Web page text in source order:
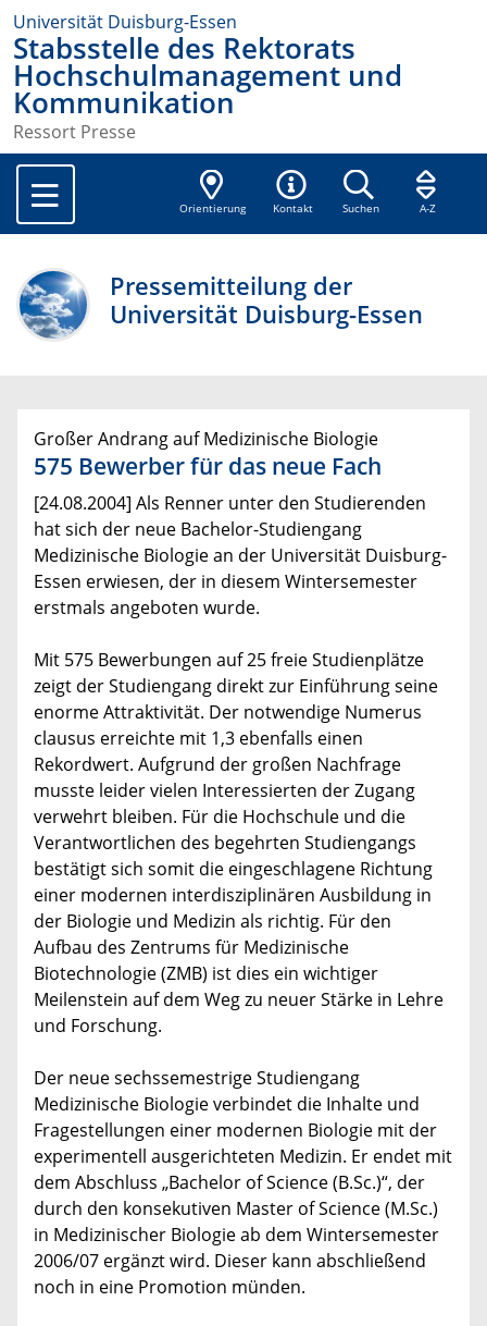
Universität Duisburg-Essen
Stabsstelle des Rektorats
Hochschulmanagement und
Kommunikation
Ressort Presse
Orientierung Kontakt Suchen A-Z
Pressemitteilung der
Universität Duisburg-Essen
Großer Andrang auf Medizinische Biologie
575 Bewerber für das neue Fach
[24.08.2004] Als Renner unter den Studierenden
hat sich der neue Bachelor-Studiengang
Medizinische Biologie an der Universität Duisburg-
Essen erwiesen, der in diesem Wintersemester
erstmals angeboten wurde.
Mit 575 Bewerbungen auf 25 freie Studienplätze
zeigt der Studiengang direkt zur Einführung seine
enorme Attraktivität. Der notwendige Numerus
clausus erreichte mit 1,3 ebenfalls einen
Rekordwert. Aufgrund der großen Nachfrage
musste leider vielen Interessierten der Zugang
verwehrt bleiben. Für die Hochschule und die
Verantwortlichen des begehrten Studiengangs
bestätigt sich somit die eingeschlagene Richtung
einer modernen interdisziplinären Ausbildung in
der Biologie und Medizin als richtig. Für den
Aufbau des Zentrums für Medizinische
Biotechnologie (ZMB) ist dies ein wichtiger
Meilenstein auf dem Weg zu neuer Stärke in Lehre
und Forschung.
Der neue sechssemestrige Studiengang
Medizinische Biologie verbindet die Inhalte und
Fragestellungen einer modernen Biologie mit der
experimentell ausgerichteten Medizin. Er endet mit
dem Abschluss „Bachelor of Science (B.Sc.)“, der
durch den konsekutiven Master of Science (M.Sc.)
in Medizinischer Biologie ab dem Wintersemester
2006/07 ergänzt wird. Dieser kann abschließend
noch in eine Promotion münden.